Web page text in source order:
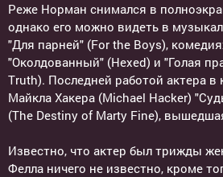
Реже Норман снимался в
однако его можно видеть в
"Для парней" (For the Boys),
"Околдованный" (Hexed) и "Голая
Truth). Последней работой актера в
Майкла Хакера (Michael Hacker)
(The Destiny of Marty Fine),
Известно, что актер был трижды
Фелла ничего не известно, кроме